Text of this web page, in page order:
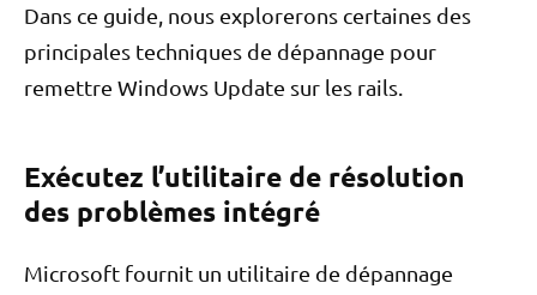
Dans ce guide, nous explorerons certaines des
principales techniques de dépannage pour
remettre Windows Update sur les rails.
Exécutez l’utilitaire de résolution
des problèmes intégré
Microsoft fournit un utilitaire de dépannage